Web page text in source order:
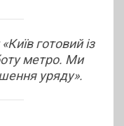
Київ готовий із
метро. Ми
уряду».